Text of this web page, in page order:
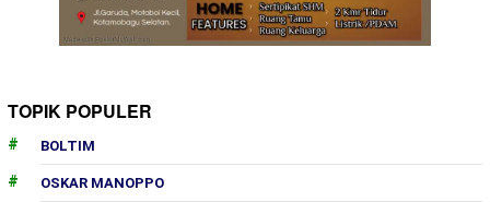
TOPIK POPULER
BOLTIM
OSKAR MANOPPO